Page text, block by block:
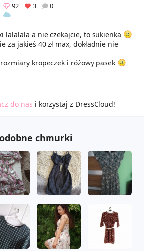
92 3 0
lalalala a nie czekajcie, to sukienka
za jakieś 40 zł max, dokładnie nie
kropeczek i różowy pasek
do nas i korzystaj z DressCloud!
chmurki